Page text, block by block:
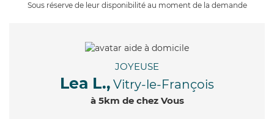
Sous réserve de leur disponibilité au moment de la demande
JOYEUSE
Lea L., Vitry-le-François
à 5km de chez Vous